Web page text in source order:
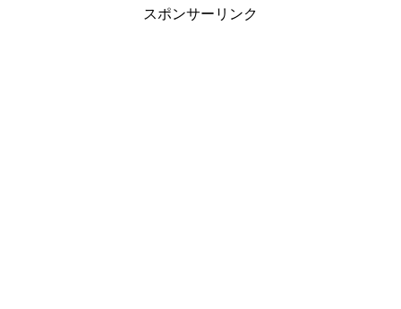
スポンサーリンク